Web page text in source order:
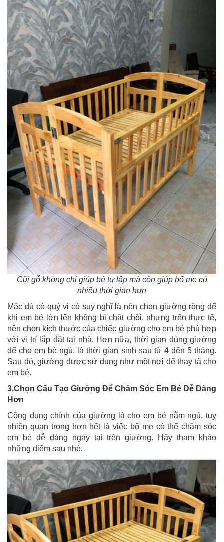
Cũi gỗ không chỉ giúp bé tự lập mà còn giúp bố mẹ có
nhiều thời gian hơn
Mặc dù có quý vị có suy nghĩ là nên chọn giường rộng để
khi em bé lớn lên không bị chật chội, nhưng trên thực tế,
nên chọn kích thước của chiếc giường cho em bé phù hợp
với vị trí lắp đặt tại nhà. Hơn nữa, thời gian dùng giường
để cho em bé ngủ, là thời gian sinh sau từ 4 đến 5 tháng.
Sau đó, giường được sử dụng như một nơi để thay tã cho
em bé.
3.Chọn Cấu Tạo Giường Để Chăm Sóc Em Bé Dễ Dàng
Hơn
Công dụng chính của giường là cho em bé nằm ngủ, tuy
nhiên quan trọng hơn hết là việc bố mẹ có thể chăm sóc
em bé dễ dàng ngay tại trên giường. Hãy tham khảo
những điểm sau nhé.